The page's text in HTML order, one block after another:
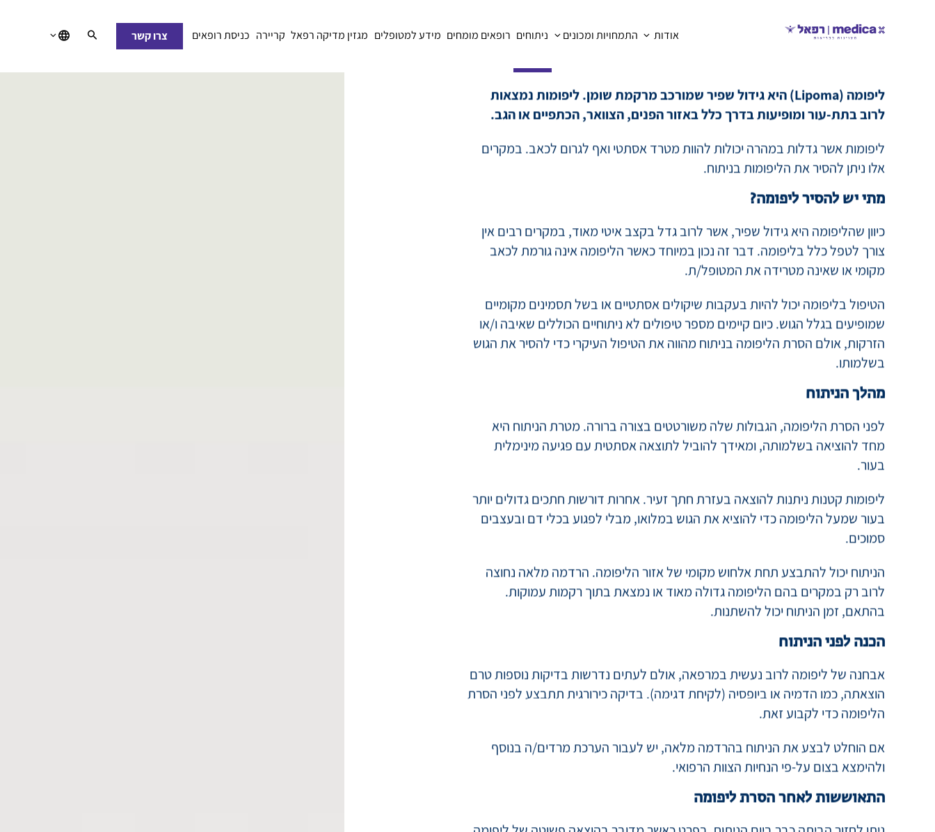
אודות התמחויות ומכונים ניתוחים רופאים מומחים מידע למטופלים מגזין מדיקה רפאל קריירה כניסת רופאים צרו קשר
הסרת ליפומה
ליפומה (Lipoma) היא גידול שפיר שמורכב מרקמת שומן. ליפומות נמצאות
לרוב בתת-עור ומופיעות בדרך כלל באזור הפנים, הצוואר, הכתפיים או הגב.
ליפומות אשר גדלות במהרה יכולות להוות מטרד אסתטי ואף לגרום לכאב. במקרים
אלו ניתן להסיר את הליפומות בניתוח.
מתי יש להסיר ליפומה?
צורך לטפל כלל בליפומה. דבר זה נכון במיוחד כאשר הליפומה אינה גורמת לכאב
מקומי או שאינה מטרידה את המטופל/ת.
הטיפול בליפומה יכול להיות בעקבות שיקולים אסתטיים או בשל תסמינים מקומיים
הזרקות, אולם הסרת הליפומה בניתוח מהווה את הטיפול העיקרי כדי להסיר את הגוש
בשלמותו.
מהלך הניתוח
מחד להוציאה בשלמותה, ומאידך להוביל לתוצאה אסתטית עם פגיעה מינימלית
בעור.
בעור שמעל הליפומה כדי להוציא את הגוש במלואו, מבלי לפגוע בכלי דם ובעצבים
סמוכים.
לרוב רק במקרים בהם הליפומה גדולה מאוד או נמצאת בתוך רקמות עמוקות.
בהתאם, זמן הניתוח יכול להשתנות.
הכנה לפני הניתוח
הוצאתה, כמו הדמיה או ביופסיה (לקיחת דגימה). בדיקה כירורגית תתבצע לפני הסרת
הליפומה כדי לקבוע זאת.
אם הוחלט לבצע את הניתוח בהרדמה מלאה, יש לעבור הערכת מרדים/ה בנוסף
ולהימצא בצום על-פי הנחיות הצוות הרפואי.